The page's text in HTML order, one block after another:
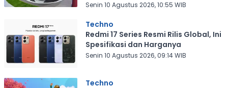
Senin 10 Agustus 2026, 10:55 WIB
Techno
Redmi 17 Series Resmi Rilis Global, Ini
Spesifikasi dan Harganya
Senin 10 Agustus 2026, 09:14 WIB
Techno